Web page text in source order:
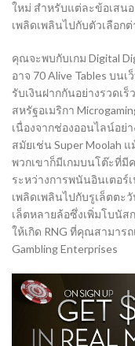
ใหม่ สำหรับแต่ละข้อเสน
เพลิดเพลินไปกับตัวเลือกต่
คุณจะพบกับเกม Digital
อาจ 70 Alive Tables บน
รับเงินฝากกันอย่างรวด
สหรัฐอเมริกา
เนื่องจากช่องออนไลน์อ
สมัยเช่น Super Moolah
พวกเขาก็มีเกมบนโต๊ะที่มี
ระหว่างการพนันอินเตอ
เพลิดเพลินไปกับรูเล็ตตะ
เล็ตหลายล้อซึ่งเพิ่มโบนัส
ให้เกิด RNG ที่คุณสามาร
Gambling Enterprises